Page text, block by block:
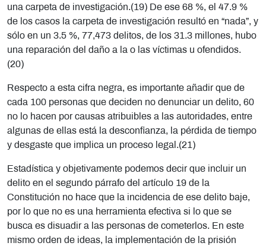
una carpeta de investigación.(19) De ese 68 %, el 47.9 %
de los casos la carpeta de investigación resultó en “nada”, y
sólo en un 3.5 %, 77,473 delitos, de los 31.3 millones, hubo
una reparación del daño a la o las víctimas u ofendidos.
(20)
Respecto a esta cifra negra, es importante añadir que de
cada 100 personas que deciden no denunciar un delito, 60
no lo hacen por causas atribuibles a las autoridades, entre
algunas de ellas está la desconfianza, la pérdida de tiempo
y desgaste que implica un proceso legal.(21)
Estadística y objetivamente podemos decir que incluir un
delito en el segundo párrafo del artículo 19 de la
Constitución no hace que la incidencia de ese delito baje,
por lo que no es una herramienta efectiva si lo que se
busca es disuadir a las personas de cometerlos. En este
mismo orden de ideas, la implementación de la prisión